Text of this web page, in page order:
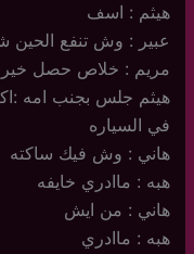
هيثم : اسف
عبير : وش تنفع
مريم : خلاص حصل خير
هيثم جلس بجنب امه
في السياره
هاني : وش فيك ساكته
هبه : ماادري خايفه
هاني : من ايش
هبه : ماادري